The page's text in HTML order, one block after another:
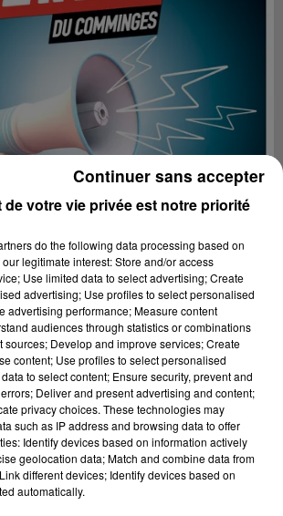
min 59 sec)
infos du Comminges
de votre vie privée est notre priorité
do the following data processing based on
legitimate interest: Store and/or access
Use limited data to select advertising; Create
advertising; Use profiles to select personalised
advertising performance; Measure content
audiences through statistics or combinations
sources; Develop and improve services; Create
content; Use profiles to select personalised
to select content; Ensure security, prevent and
Deliver and present advertising and content;
privacy choices. These technologies may
such as IP address and browsing data to offer
Identify devices based on information actively
geolocation data; Match and combine data from
different devices; Identify devices based on
automatically.
Continuer sans accepter